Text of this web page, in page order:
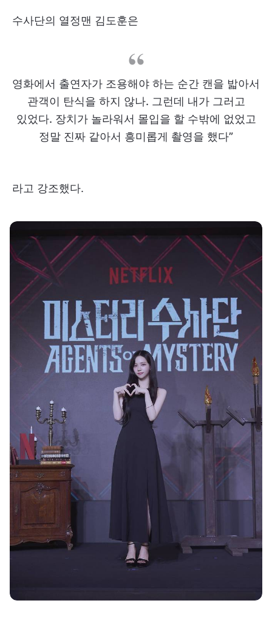
수사단의 열정맨 김도훈은
영화에서 출연자가 조용해야 하는 순간 캔을 밟아서
관객이 탄식을 하지 않나. 그런데 내가 그러고
있었다. 장치가 놀라워서 몰입을 할 수밖에 없었고
정말 진짜 같아서 흥미롭게 촬영을 했다”
라고 강조했다.